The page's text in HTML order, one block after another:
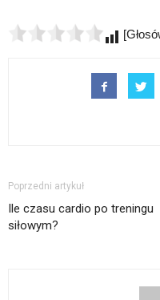
Poprzedni artykuł
Ile czasu cardio po treningu
siłowym?